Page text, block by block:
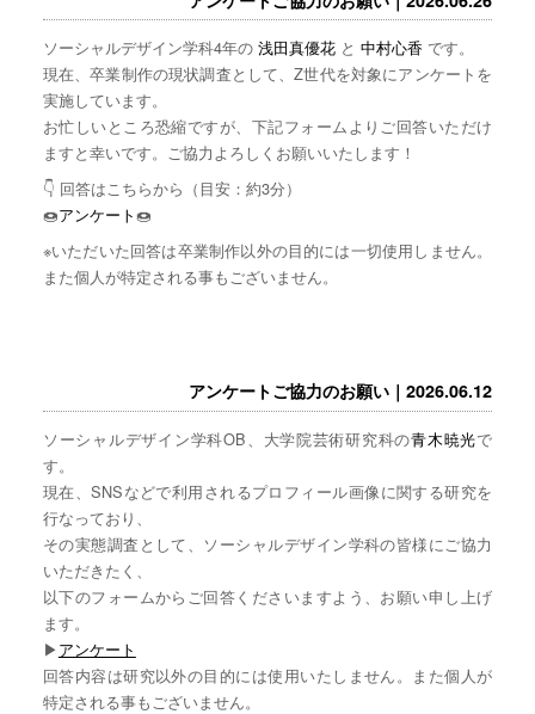
ソーシャルデザイン学科4年の 浅田真優花と 中村心香 です。
現在、卒業制作の現状調査として、Z世代を対象にアンケートを
実施しています。
お忙しいところ恐縮ですが、下記フォームよりご回答いただけ
ますと幸いです。ご協力よろしくお願いいたします！
👇 回答はこちらから（目安：約3分）
🍩アンケート🍩
※いただいた回答は卒業制作以外の目的には一切使用しません。
また個人が特定される事もございません。
アンケートご協力のお願い｜2026.06.12
ソーシャルデザイン学科OB、大学院芸術研究科の青木暁光で
す。
現在、SNSなどで利用されるプロフィール画像に関する研究を
行なっており、
その実態調査として、ソーシャルデザイン学科の皆様にご協力
いただきたく、
以下のフォームからご回答くださいますよう、お願い申し上げ
ます。
▶︎アンケート
回答内容は研究以外の目的には使用いたしません。また個人が
特定される事もございません。